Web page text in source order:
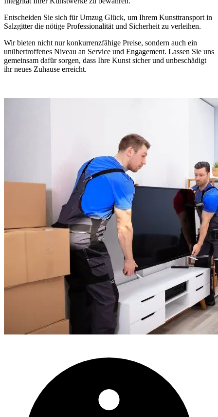
Entscheiden Sie sich für Umzug Glück, um Ihrem Kunsttransport in
Salzgitter die nötige Professionalität und Sicherheit zu verleihen.
Wir bieten nicht nur konkurrenzfähige Preise, sondern auch ein
unübertroffenes Niveau an Service und Engagement. Lassen Sie uns
gemeinsam dafür sorgen, dass Ihre Kunst sicher und unbeschädigt
ihr neues Zuhause erreicht.